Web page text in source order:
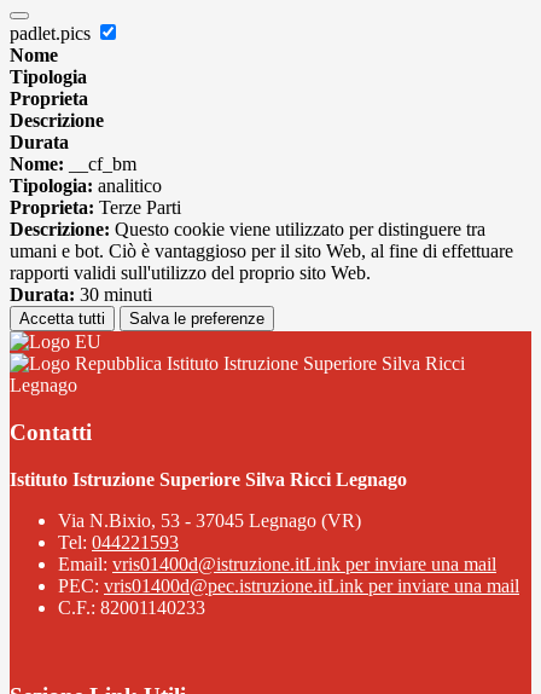
padlet.pics
Nome
Tipologia
Proprieta
Descrizione
Durata
Nome: __cf_bm
Tipologia: analitico
Proprieta: Terze Parti
Descrizione: Questo cookie viene utilizzato per distinguere tra
umani e bot. Ciò è vantaggioso per il sito Web, al fine di effettuare
rapporti validi sull'utilizzo del proprio sito Web.
Durata: 30 minuti
Accetta tutti Salva le preferenze
Istituto Istruzione Superiore Silva Ricci
Legnago
Contatti
Istituto Istruzione Superiore Silva Ricci Legnago
Via N.Bixio, 53 - 37045 Legnago (VR)
Tel: 044221593
Email: vris01400d@istruzione.itLink per inviare una mail
PEC: vris01400d@pec.istruzione.itLink per inviare una mail
C.F.: 82001140233